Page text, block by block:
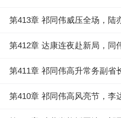
第413章 祁同伟威压全场，陆
第412章 达康连夜赴新局，同
第410章 祁同伟高风亮节，李